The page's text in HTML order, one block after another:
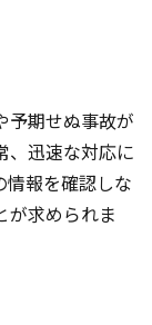
予期せぬ事故が
、迅速な対応に
情報を確認しな
が求められま